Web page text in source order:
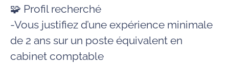
🧩 Profil recherché
-Vous justifiez d’une expérience minimale
de 2 ans sur un poste équivalent en
cabinet comptable